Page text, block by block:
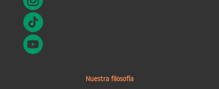
Nuestra filosofía